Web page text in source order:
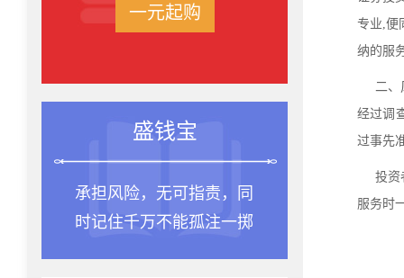
一元起购
盛钱宝
承担风险，无可指责，同
时记住千万不能孤注一掷
专业,便
纳的服
二、
经过调
过事先
投资
服务时